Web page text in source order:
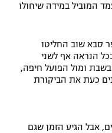
שסומן כמועמד המוביל במידה שיחולו
סבא שוב החליטו
הנראה אף לשני
ומול הפועל חיפה,
כעת את הביקורת
אבל הגיע הזמן שגם